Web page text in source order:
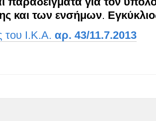
και των ενσήμων.
του Ι.Κ.Α.αρ. 43/11.7.2013